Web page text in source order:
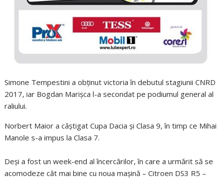
Simone Tempestini a obţinut victoria în debutul stagiunii CNRD
2017, iar Bogdan Marişca l-a secondat pe podiumul general al
raliului.
Norbert Maior a câştigat Cupa Dacia şi Clasa 9, în timp ce Mihai
Manole s-a impus la Clasa 7.
Deşi a fost un week-end al încercărilor, în care a urmărit să se
acomodeze cât mai bine cu noua maşină – Citroen DS3 R5 –